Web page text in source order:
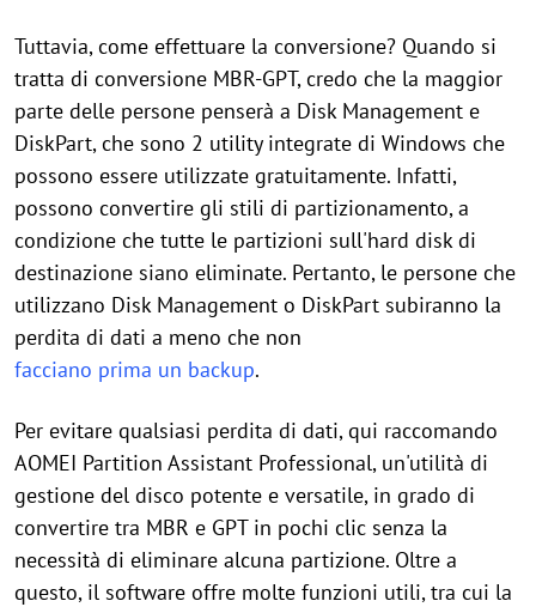
Tuttavia, come effettuare la conversione? Quando si
tratta di conversione MBR-GPT, credo che la maggior
parte delle persone penserà a Disk Management e
DiskPart, che sono 2 utility integrate di Windows che
possono essere utilizzate gratuitamente. Infatti,
possono convertire gli stili di partizionamento, a
condizione che tutte le partizioni sull'hard disk di
destinazione siano eliminate. Pertanto, le persone che
utilizzano Disk Management o DiskPart subiranno la
perdita di dati a meno che non
facciano prima un backup.
Per evitare qualsiasi perdita di dati, qui raccomando
AOMEI Partition Assistant Professional, un'utilità di
gestione del disco potente e versatile, in grado di
convertire tra MBR e GPT in pochi clic senza la
necessità di eliminare alcuna partizione. Oltre a
questo, il software offre molte funzioni utili, tra cui la